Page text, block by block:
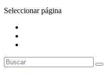
Seleccionar página